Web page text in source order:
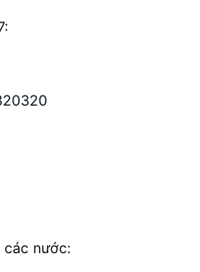
các nước: